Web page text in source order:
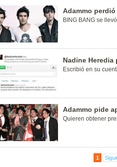
Adammo perdió
BING BANG se
Nadine
Escribió en su
Adammo pide
Quieren obtener
1